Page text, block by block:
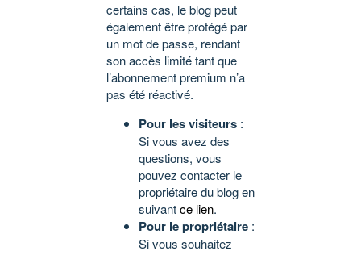
certains cas, le blog peut
également être protégé par
un mot de passe, rendant
son accès limité tant que
l’abonnement premium n’a
pas été réactivé.
Pour les visiteurs :
Si vous avez des
questions, vous
pouvez contacter le
propriétaire du blog en
suivantce lien.
Pour le propriétaire :
Si vous souhaitez